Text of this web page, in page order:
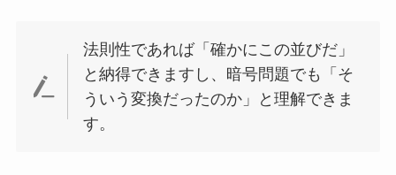
法則性であれば「確かにこの並びだ」
と納得できますし、暗号問題でも「そ
ういう変換だったのか」と理解できま
す。